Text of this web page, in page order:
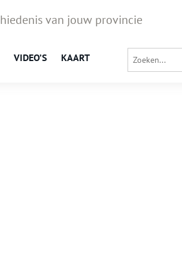
van jouw provincie
VIDEO’S KAART